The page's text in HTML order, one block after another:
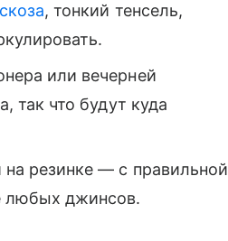
, тонкий тенсель,
или вечерней
так что будут куда
резинке — с правильной
любых джинсов.